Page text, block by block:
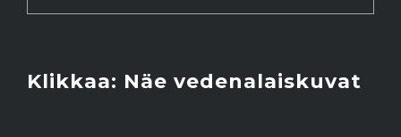
Klikkaa: Näe vedenalaiskuvat